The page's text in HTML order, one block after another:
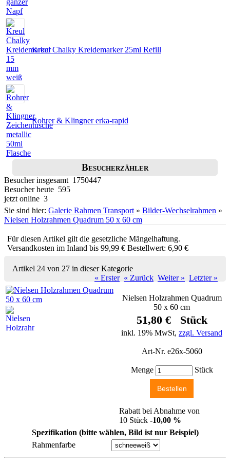
Kreul Chalky Kreidemarker 25ml Refill
Rohrer & Klingner erka-rapid
Besucherzähler
Besucher insgesamt 1750447
Besucher heute 595
jetzt online 3
Sie sind hier: Galerie Rahmen Transport » Bilder-Wechselrahmen »
Nielsen Holzrahmen Quadrum 50 x 60 cm
Für diesen Artikel gilt die gesetzliche Mängelhaftung.
Versandkosten im Inland bis 99,99 € Bestellwert: 6,90 €
Artikel 24 von 27 in dieser Kategorie
« Erster « Zurück Weiter » Letzter »
Nielsen Holzrahmen Quadrum
50 x 60 cm
51,80 € Stück
inkl. 19% MwSt, zzgl. Versand
Art-Nr. e26x-5060
Menge Stück
Rabatt bei Abnahme von
10 Stück -10,00 %
Spezifikation (bitte wählen, Bild ist nur Beispiel)
Rahmenfarbe